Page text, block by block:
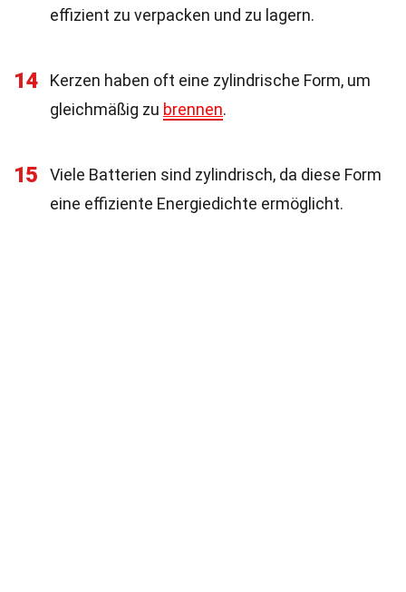
effizient zu verpacken und zu lagern.
14
Kerzen haben oft eine zylindrische Form, um
gleichmäßig zu brennen.
15
Viele Batterien sind zylindrisch, da diese Form
eine effiziente Energiedichte ermöglicht.